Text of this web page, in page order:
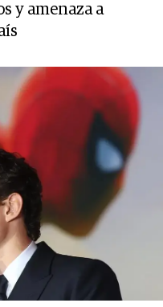
y amenaza a